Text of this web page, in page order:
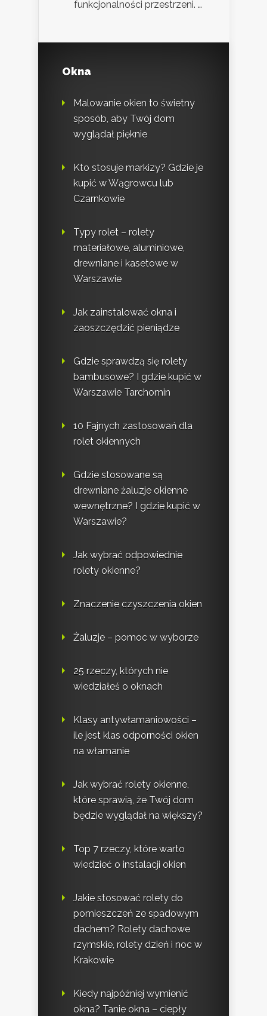
funkcjonalności przestrzeni. …
Okna
Malowanie okien to świetny
sposób, aby Twój dom
wyglądał pięknie
Kto stosuje markizy? Gdzie je
kupić w Wągrowcu lub
Czarnkowie
Typy rolet – rolety
materiałowe, aluminiowe,
drewniane i kasetowe w
Warszawie
Jak zainstalować okna i
zaoszczędzić pieniądze
Gdzie sprawdzą się rolety
bambusowe? I gdzie kupić w
Warszawie Tarchomin
10 Fajnych zastosowań dla
rolet okiennych
Gdzie stosowane są
drewniane żaluzje okienne
wewnętrzne? I gdzie kupić w
Warszawie?
Jak wybrać odpowiednie
rolety okienne?
Znaczenie czyszczenia okien
Żaluzje – pomoc w wyborze
25 rzeczy, których nie
wiedziałeś o oknach
Klasy antywłamaniowości –
ile jest klas odporności okien
na włamanie
Jak wybrać rolety okienne,
które sprawią, że Twój dom
będzie wyglądał na większy?
Top 7 rzeczy, które warto
wiedzieć o instalacji okien
Jakie stosować rolety do
pomieszczeń ze spadowym
dachem? Rolety dachowe
rzymskie, rolety dzień i noc w
Krakowie
Kiedy najpóźniej wymienić
okna? Tanie okna – ciepły